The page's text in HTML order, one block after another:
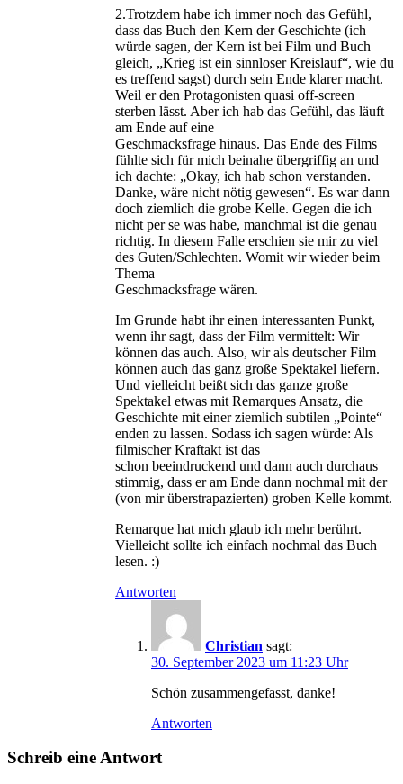
2.Trotzdem habe ich immer noch das Gefühl,
dass das Buch den Kern der Geschichte (ich
würde sagen, der Kern ist bei Film und Buch
gleich, „Krieg ist ein sinnloser Kreislauf“, wie du
es treffend sagst) durch sein Ende klarer macht.
Weil er den Protagonisten quasi off-screen
sterben lässt. Aber ich hab das Gefühl, das läuft
am Ende auf eine
Geschmacksfrage hinaus. Das Ende des Films
fühlte sich für mich beinahe übergriffig an und
ich dachte: „Okay, ich hab schon verstanden.
Danke, wäre nicht nötig gewesen“. Es war dann
doch ziemlich die grobe Kelle. Gegen die ich
nicht per se was habe, manchmal ist die genau
richtig. In diesem Falle erschien sie mir zu viel
des Guten/Schlechten. Womit wir wieder beim
Thema
Geschmacksfrage wären.
Im Grunde habt ihr einen interessanten Punkt,
wenn ihr sagt, dass der Film vermittelt: Wir
können das auch. Also, wir als deutscher Film
können auch das ganz große Spektakel liefern.
Und vielleicht beißt sich das ganze große
Spektakel etwas mit Remarques Ansatz, die
Geschichte mit einer ziemlich subtilen „Pointe“
enden zu lassen. Sodass ich sagen würde: Als
filmischer Kraftakt ist das
schon beeindruckend und dann auch durchaus
stimmig, dass er am Ende dann nochmal mit der
(von mir überstrapazierten) groben Kelle kommt.
Remarque hat mich glaub ich mehr berührt.
Vielleicht sollte ich einfach nochmal das Buch
lesen. :)
Antworten
Christian sagt:
30. September 2023 um 11:23 Uhr
Schön zusammengefasst, danke!
Antworten
Schreib eine Antwort